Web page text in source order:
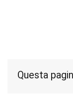
Questa